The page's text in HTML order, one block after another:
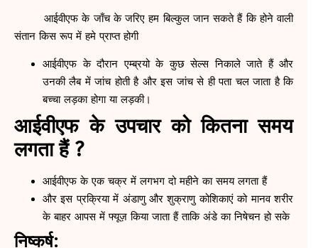
आईवीएफ के जाँच के जरिए हम बिल्कुल जान सकते हैं कि होने वाली
संतान किस रूप में हमे प्राप्त होगी
आईवीएफ के दौरान एम्ब्रयो के कुछ सेल्स निकाले जाते हैं और
उनकी लैब में जांच होती है और इस जांच से ही पता चल जाता है कि
बच्चा लड़का होगा या लड़की।
आईवीएफ के उपचार को कितना समय
लगता हैं ?
आईवीएफ के एक चक्र में लगभग दो महीने का समय लगता हैं
और इस प्रक्रिया में अंडाणु और शुक्राणु कोशिकाएं को मानव शरीर
के बाहर आपस में फ्यूज़ किया जाता हैं ताकि अंडे का निषेचन हो सके
निष्कर्ष: